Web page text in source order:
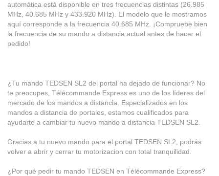
automática está disponible en tres frecuencias distintas (26.985
MHz, 40.685 MHz y 433.920 MHz). El modelo que le mostramos
aquí corresponde a la frecuencia 40.685 MHz. ¡Compruebe bien
la frecuencia de su mando a distancia actual antes de hacer el
pedido!
¿Tu mando TEDSEN SL2 del portal ha dejado de funcionar? No
te preocupes, Télécommande Express es uno de los líderes del
mercado de los mandos a distancia. Especializados en los
mandos a distancia de portales, estamos cualificados para
ayudarte a cambiar tu nuevo mando a distancia TEDSEN SL2.
Gracias a tu nuevo mando para el portal TEDSEN SL2, podrás
volver a abrir y cerrar tu motorizacion con total tranquilidad.
¿Por qué pedir tu mando TEDSEN en Télécommande Express?